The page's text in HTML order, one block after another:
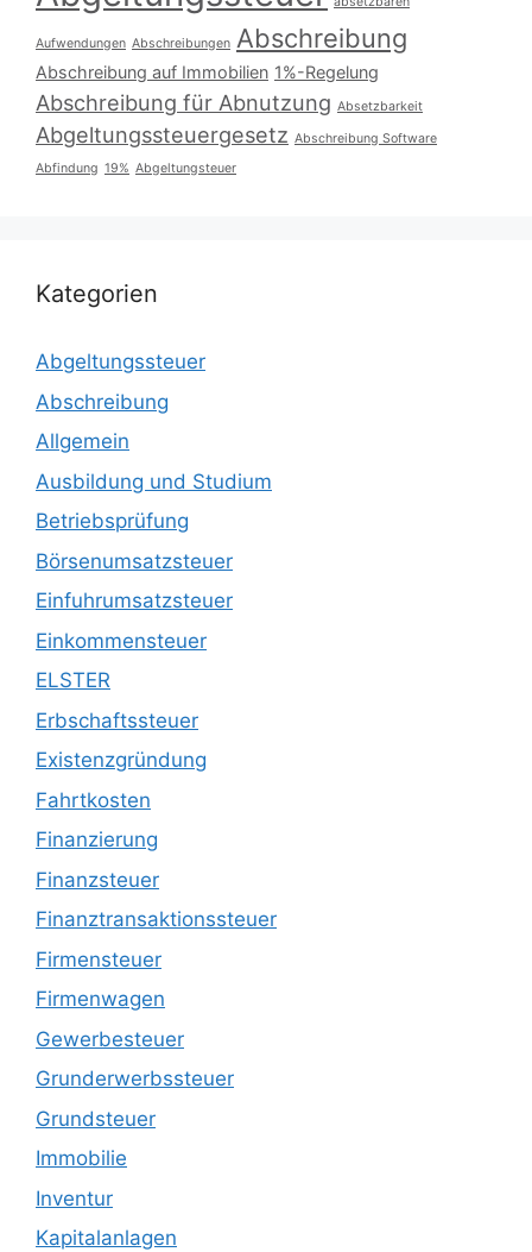
Aufwendungen Abschreibungen Abschreibung
Abschreibung auf Immobilien 1%-Regelung
Abschreibung für Abnutzung Absetzbarkeit
Abgeltungssteuergesetz Abschreibung Software
Abfindung 19% Abgeltungsteuer
Kategorien
Abgeltungssteuer
Abschreibung
Allgemein
Ausbildung und Studium
Betriebsprüfung
Börsenumsatzsteuer
Einfuhrumsatzsteuer
Einkommensteuer
ELSTER
Erbschaftssteuer
Existenzgründung
Fahrtkosten
Finanzierung
Finanzsteuer
Finanztransaktionssteuer
Firmensteuer
Firmenwagen
Gewerbesteuer
Grunderwerbssteuer
Grundsteuer
Immobilie
Inventur
Kapitalanlagen